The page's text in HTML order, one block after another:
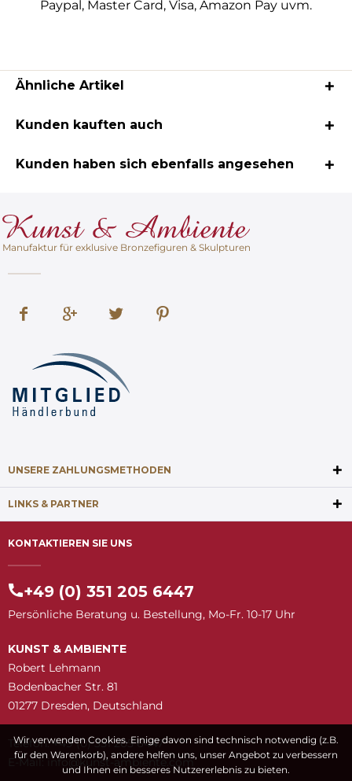
Paypal, Master Card, Visa, Amazon Pay uvm.
Ähnliche Artikel
Kunden kauften auch
Kunden haben sich ebenfalls angesehen
Manufaktur für exklusive Bronzefiguren & Skulpturen
UNSERE ZAHLUNGSMETHODEN
LINKS & PARTNER
KONTAKTIEREN SIE UNS
+49 (0) 351 205 6447
Persönliche Beratung u. Bestellung, Mo-Fr. 10-17 Uhr
KUNST & AMBIENTE
Robert Lehmann
Bodenbacher Str. 81
01277 Dresden, Deutschland
Telefon: +49 (0) 351 205 6447
E-Mail:
moc.etneibma-t
snuk@ofni
Wir verwenden Cookies. Einige davon sind technisch notwendig (z.B.
für den Warenkorb), andere helfen uns, unser Angebot zu verbessern
und Ihnen ein besseres Nutzererlebnis zu bieten.